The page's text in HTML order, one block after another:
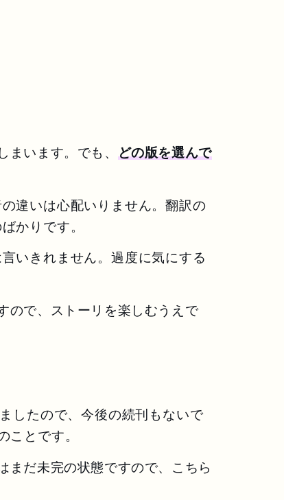
います。でも、 どの版を選んで
違いは心配いりません。翻訳の
かりです。
いきれません。過度に気にする
ので、ストーリを楽しむうえで
したので、今後の続刊もないで
ことです。
まだ未完の状態ですので、こちら